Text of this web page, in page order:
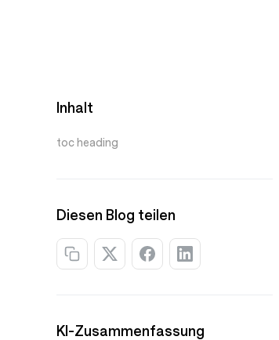
Inhalt
toc heading
Diesen Blog teilen
KI-Zusammenfassung